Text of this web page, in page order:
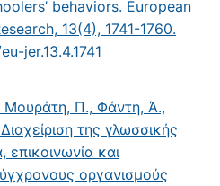
behaviors. European
13(4), 1741-1760.
jer.13.4.1741
Μουράτη, Π., Φάντη, Ά.,
της γλωσσικής
επικοινωνία και
οργανισμούς